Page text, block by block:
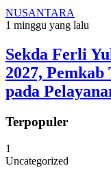
NUSANTARA
1 minggu yang lalu
Sekda Ferli
2027,
pada
Terpopuler
1
Uncategorized